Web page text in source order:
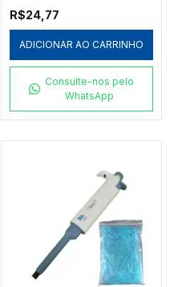
R$24,77
ADICIONAR AO CARRINHO
Consulte-nos pelo
WhatsApp